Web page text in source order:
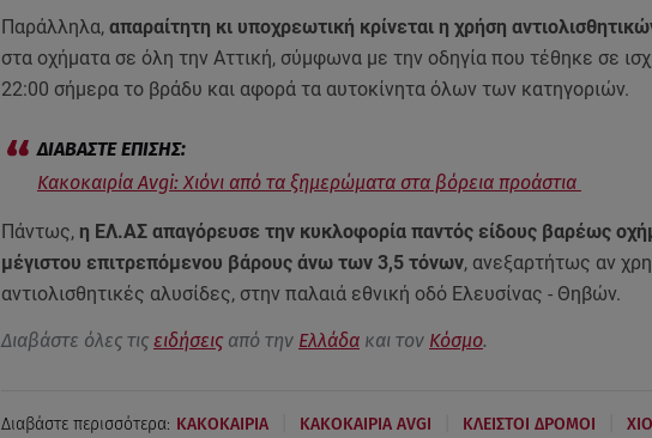
Παράλληλα, απαραίτητη κι υποχρεωτική κρίνεται η χρήση
στα οχήματα σε όλη την Αττική, σύμφωνα με την οδηγία που τέθηκε σε
22:00 σήμερα το βράδυ και αφορά τα αυτοκίνητα όλων των κατηγοριών.
Κακοκαιρία Avgi: Χιόνι από τα ξημερώματα στα βόρεια προάστια
Πάντως,η ΕΛ.ΑΣ απαγόρευσε την κυκλοφορία παντός είδους βαρέως
μέγιστου επιτρεπόμενου βάρους άνω των 3,5 τόνων, ανεξαρτήτως αν
αντιολισθητικές αλυσίδες, στην παλαιά εθνική οδό Ελευσίνας - Θηβών.
Διαβάστε όλες τις ειδήσειςαπό την Ελλάδακαι τον Κόσμο.
Διαβάστε περισσότερα: ΚΑΚΟΚΑΙΡΙΑ ΚΑΚΟΚΑΙΡΙΑ AVGI ΚΛΕΙΣΤΟΙ ΔΡΟΜΟΙ